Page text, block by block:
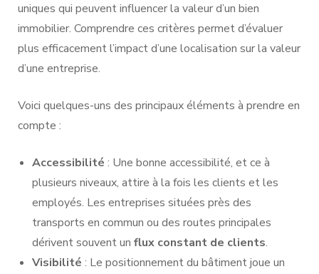
uniques qui peuvent influencer la valeur d’un bien
immobilier. Comprendre ces critères permet d’évaluer
plus efficacement l’impact d’une localisation sur la valeur
d’une entreprise.
Voici quelques-uns des principaux éléments à prendre en
compte :
Accessibilité : Une bonne accessibilité, et ce à
plusieurs niveaux, attire à la fois les clients et les
employés. Les entreprises situées près des
transports en commun ou des routes principales
dérivent souvent un flux constant de clients.
Visibilité : Le positionnement du bâtiment joue un